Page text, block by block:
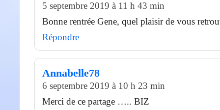
5 septembre 2019 à 11 h 43 min
Bonne rentrée Gene, quel plaisir de vous
Répondre
Annabelle78
6 septembre 2019 à 10 h 23 min
Merci de ce partage ….. BIZ